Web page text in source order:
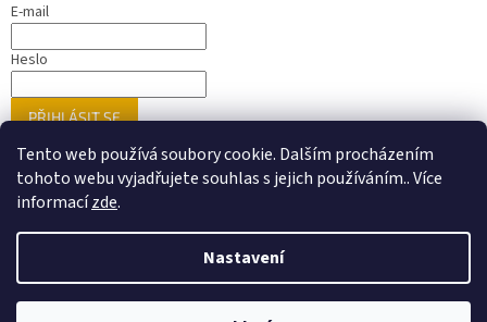
Tento web používá soubory cookie. Dalším procházením
tohoto webu vyjadřujete souhlas s jejich používáním.. Více
informacízde.
Nastavení
Upozorňujeme zákazníky, že ne veškeré zboží prezentované na
našem webu je dostupné přímo na prodejnách. Doporučujeme
E-mail
Heslo
PŘIHLÁSIT SE
Nová registraceZapomenuté heslo
Nastavil tým EshopyUmíme.cz